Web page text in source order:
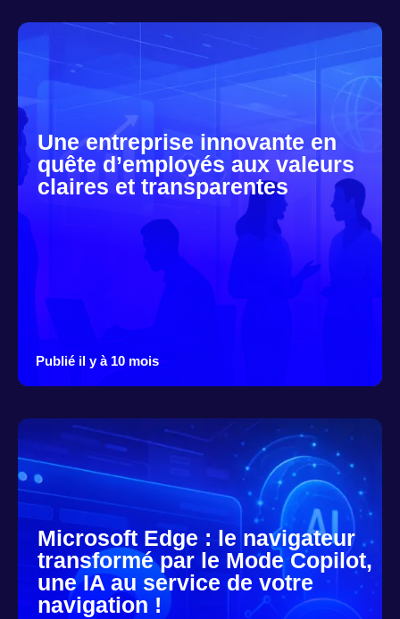
Une entreprise innovante en
quête d’employés aux valeurs
claires et transparentes
Publié il y à 10 mois
Microsoft Edge : le navigateur
transformé par le Mode Copilot,
une IA au service de votre
navigation !